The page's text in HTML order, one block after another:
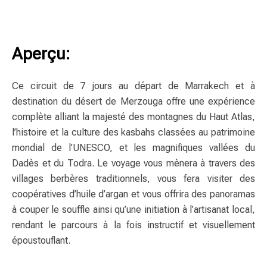
Aperçu:
Ce circuit de 7 jours au départ de Marrakech et à
destination du désert de Merzouga offre une expérience
complète alliant la majesté des montagnes du Haut Atlas,
l’histoire et la culture des kasbahs classées au patrimoine
mondial de l’UNESCO, et les magnifiques vallées du
Dadès et du Todra. Le voyage vous mènera à travers des
villages berbères traditionnels, vous fera visiter des
coopératives d’huile d’argan et vous offrira des panoramas
à couper le souffle ainsi qu’une initiation à l’artisanat local,
rendant le parcours à la fois instructif et visuellement
époustouflant.